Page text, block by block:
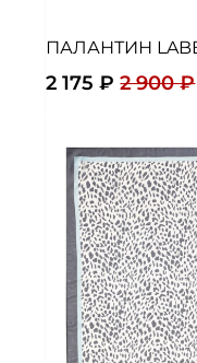
ПАЛАНТИН
2 175 ₽ 2 900 ₽